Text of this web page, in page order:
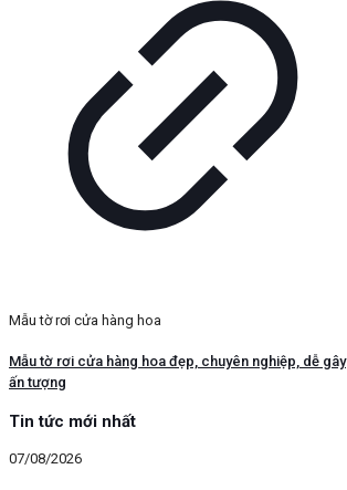
Mẫu tờ rơi cửa hàng hoa
Mẫu tờ rơi cửa hàng hoa đẹp, chuyên nghiệp, dễ gây
ấn tượng
Tin tức mới nhất
07/08/2026